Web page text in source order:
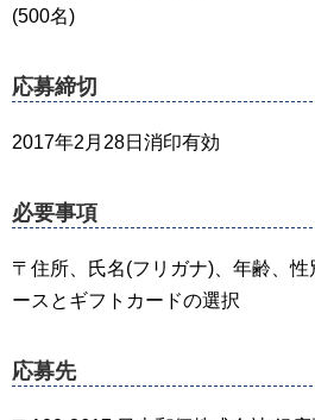
(500名)
応募締切
2017年2月28日消印有効
必要事項
〒住所、氏名(フリガナ)、年齢、
ースとギフトカードの選択
応募先